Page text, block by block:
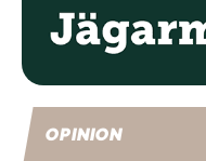
OPINION